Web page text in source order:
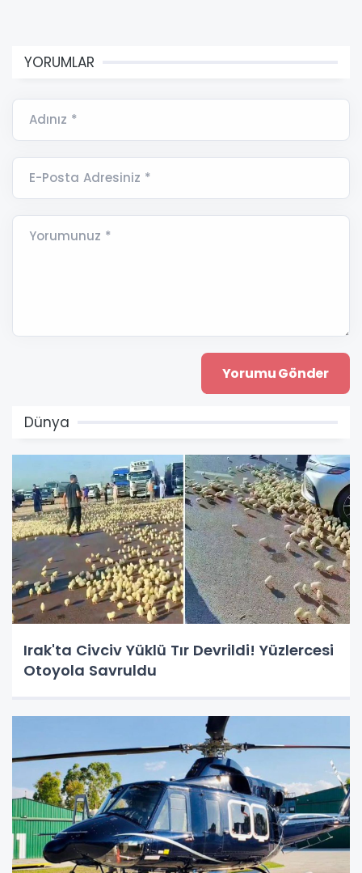
YORUMLAR
Adınız *
E-Posta Adresiniz *
Yorumunuz *
Dünya
Irak'ta Civciv Yüklü Tır Devrildi! Yüzlercesi
Otoyola Savruldu